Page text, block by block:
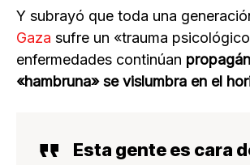
Y subrayó que toda una
Gaza sufre un «trauma
enfermedades continúan
«hambruna» se vislumbra en el
Esta gente es cara